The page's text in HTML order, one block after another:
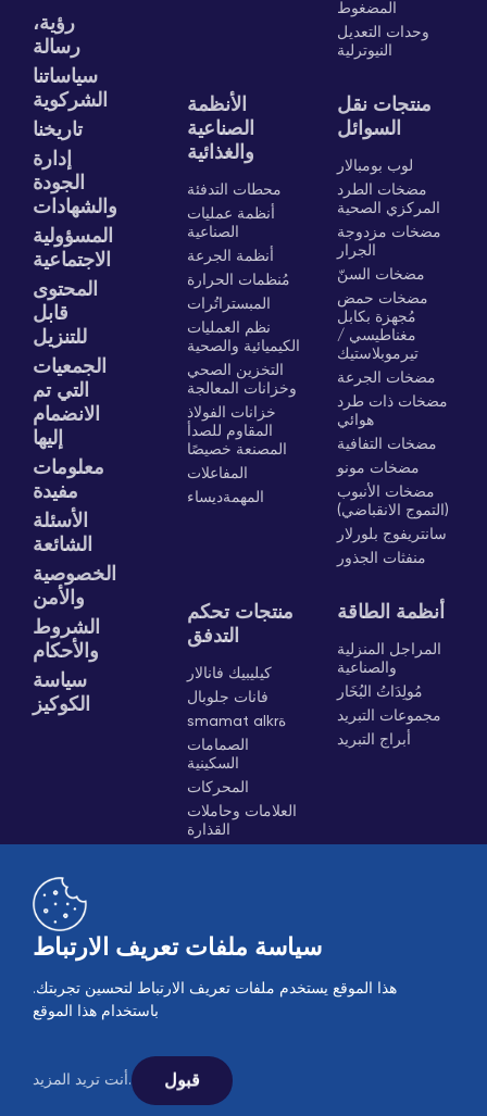
رؤية،
رسالة
سياساتنا
الشركوية
تاريخنا
إدارة
الجودة
والشهادات
المسؤولية
الاجتماعية
المحتوى
قابل
للتنزيل
الجمعيات
التي تم
الانضمام
إليها
معلومات
مفيدة
الأسئلة
الشائعة
الخصوصية
والأمن
الشروط
والأحكام
سياسة
الكوكيز
المضغوط
وحدات التعديل
النيوترلية
الأنظمة
الصناعية
والغذائية
محطات التدفئة
أنظمة عمليات
الصناعية
أنظمة الجرعة
مُنظمات الحرارة
المبستراتُرات
نظم العمليات
الكيميائية والصحية
التخزين الصحي
وخزانات المعالجة
خزانات الفولاذ
المقاوم للصدأ
المصنعة خصيصًا
المفاعلات
المهمةديساء
منتجات نقل
السوائل
لوب بومبالار
مضخات الطرد
المركزي الصحية
مضخات مزدوجة
الجرار
مضخات السنّ
مضخات حمض
مُجهزة بكابل
مغناطيسي /
تيرموبلاستيك
مضخات الجرعة
مضخات ذات طرد
هوائي
مضخات التفافية
مضخات مونو
مضخات الأنبوب
(التموج الانقباضي)
سانتريفوج بلورلار
منفثات الجذور
منتجات تحكم
التدفق
كيليبيك فانالار
فانات جلوبال
smamat alkrة
الصمامات
السكينية
المحركات
العلامات وحاملات
القذارة
أنظمة الطاقة
المراجل المنزلية
والصناعية
مُولِدَاتُ البُخَار
مجموعات التبريد
أبراج التبريد
مبيعات عبر الإنترنت
سياسة ملفات تعريف الارتباط
هذا الموقع يستخدم ملفات تعريف الارتباط لتحسين تجربتك.
باستخدام هذا الموقع
أنت تريد المزيد. قبول